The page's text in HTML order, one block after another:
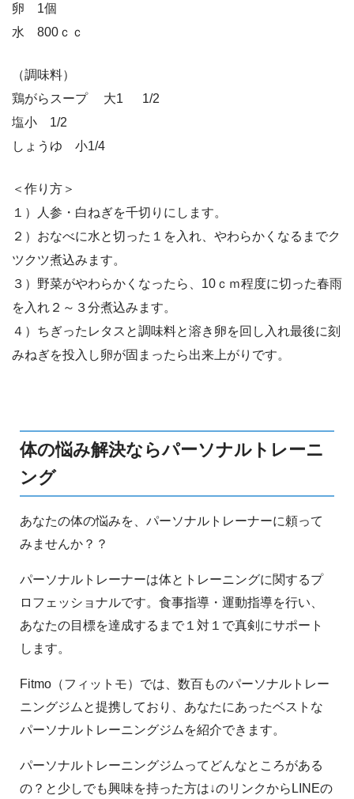
卵 1個
水 800ｃｃ
（調味料）
鶏がらスープ 大1 1/2
塩小 1/2
しょうゆ 小1/4
＜作り方＞
１）人参・白ねぎを千切りにします。
２）おなべに水と切った１を入れ、やわらかくなるまでク
ツクツ煮込みます。
３）野菜がやわらかくなったら、10ｃｍ程度に切った春雨
を入れ２～３分煮込みます。
４）ちぎったレタスと調味料と溶き卵を回し入れ最後に刻
みねぎを投入し卵が固まったら出来上がりです。
体の悩み解決ならパーソナルトレーニ
ング
あなたの体の悩みを、パーソナルトレーナーに頼って
みませんか？？
パーソナルトレーナーは体とトレーニングに関するプ
ロフェッショナルです。食事指導・運動指導を行い、
あなたの目標を達成するまで１対１で真剣にサポート
します。
Fitmo（フィットモ）では、数百ものパーソナルトレー
ニングジムと提携しており、あなたにあったベストな
パーソナルトレーニングジムを紹介できます。
パーソナルトレーニングジムってどんなところがある
の？と少しでも興味を持った方は↓のリンクからLINEの